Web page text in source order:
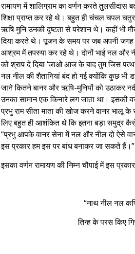
रामायण में शालिग्राम का वर्णन करते
शिक्षा प्राप्त कर रहे थे। बहुत ही चंचल चपल
ऋषि मुनि उनकी दुष्टता से परेशान थे। कहीं भी
दिया करते थे। पूजन के समय पर जब अपनी जगह
आश्रम में तपस्या कर रहे थे। दोनों भाई नल और
को श्राप दे दिया ‘जाओ आज के बाद तुम जिस
नल नील की शैतानियां बंद हो गई क्योंकि कुछ भी
जाने कितने बानर और ऋषि-मुनियों को उठाकर
उनका सामान एक किनारे लग जाता था। इसकी
प्रभु राम सीता माता की खोज करने वानर
लिए बहुत ही आशंकित थे कि इतना बड़ा समुद्र कैसे
“प्रभु आपके वानर सेना में नल और नील दो ऐसे
इस प्रकार हम इस पर बांध बनाकर जा सकते हैं।”
इसका वर्णन रामायण की निम्न चौपाई में इस
“नाथ नील नल
तिन्ह के परस किए